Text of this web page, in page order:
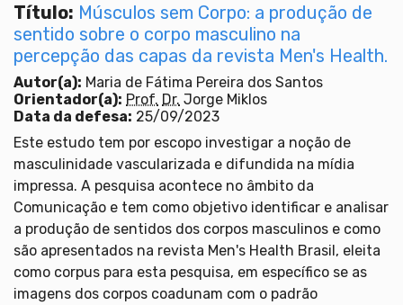
Título: Músculos sem Corpo: a produção de
sentido sobre o corpo masculino na
percepção das capas da revista Men's Health.
Autor(a): Maria de Fátima Pereira dos Santos
Orientador(a): Prof. Dr. Jorge Miklos
Data da defesa: 25/09/2023
Este estudo tem por escopo investigar a noção de
masculinidade vascularizada e difundida na mídia
impressa. A pesquisa acontece no âmbito da
Comunicação e tem como objetivo identificar e analisar
a produção de sentidos dos corpos masculinos e como
são apresentados na revista Men's Health Brasil, eleita
como corpus para esta pesquisa, em específico se as
imagens dos corpos coadunam com o padrão